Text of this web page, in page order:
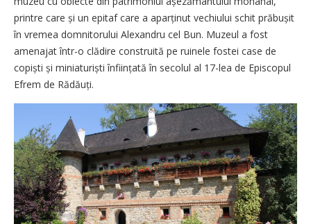
printre care și un epitaf care a aparținut vechiului schit pră­bușit
în vremea domnitorului Alexandru cel Bun. Muzeul a fost
amenajat într-o clădire construită pe ruinele fostei case de
copiști și mi­niaturiști înființată în secolul al 17-lea de Episcopul
Efrem de Rădăuți.